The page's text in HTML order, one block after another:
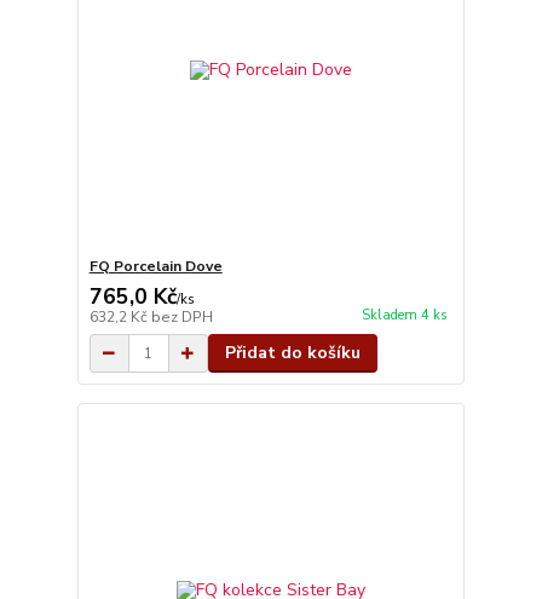
FQ Porcelain Dove
765,0 Kč/ks
632,2 Kč bez DPH Skladem 4 ks
Přidat do košíku